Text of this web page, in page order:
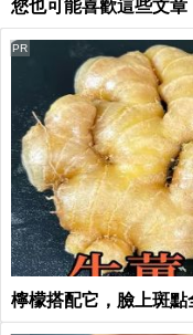
您也可能喜歡這些文章
檸檬搭配它，臉上斑
PR